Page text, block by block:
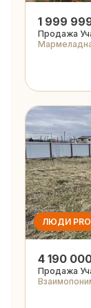
1 999
Продажа
ЛЮДИ PRO
4 190
Продажа